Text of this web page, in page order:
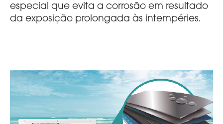
especial que evita a corrosão em resultado
da exposição prolongada às intempéries.